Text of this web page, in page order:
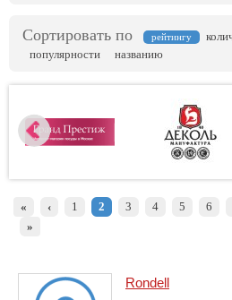
Сортировать по рейтингу
популярности
названию
« ‹ 1 2 3 4 5 6
»
Rondell